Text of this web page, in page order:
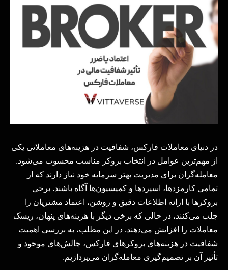
در دنیای معاملات فارکس، شفافیت در هزینه‌های معاملاتی یکی
از مهم‌ترین عوامل در انتخاب بروکر مناسب محسوب می‌شود.
معامله‌گران برای مدیریت بهتر سرمایه خود نیاز دارند که از
تمامی کارمزدها، اسپردها و کمیسیون‌ها آگاه باشند. برخی
بروکرها با ارائه اطلاعات دقیق و روشن، اعتماد مشتریان را
جلب می‌کنند، در حالی که برخی دیگر با هزینه‌های پنهان، ریسک
معاملات را افزایش می‌دهند. در این مطلب، به بررسی اهمیت
شفافیت در هزینه‌های بروکرهای فارکس، چالش‌های موجود و
تأثیر آن بر تصمیم‌گیری معامله‌گران می‌پردازیم.